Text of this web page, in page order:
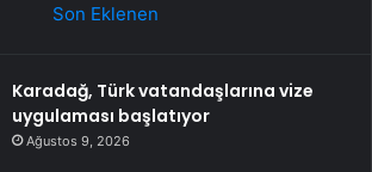
Son Eklenen
Karadağ, Türk vatandaşlarına vize
uygulaması başlatıyor
Ağustos 9, 2026